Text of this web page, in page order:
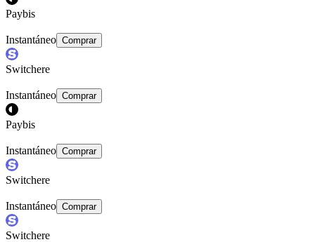
Paybis
Instantáneo Comprar
Switchere
Instantáneo Comprar
Paybis
Instantáneo Comprar
Switchere
Instantáneo Comprar
Switchere